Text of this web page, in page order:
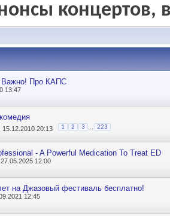
концертов,
Важно! Про КАПС
13:47
, 15.12.2010 20:13 1 2 3 223
- A Powerful Medication To Treat ED
, 27.05.2025 12:00
на Джазовый фестиваль бесплатно!
12:45